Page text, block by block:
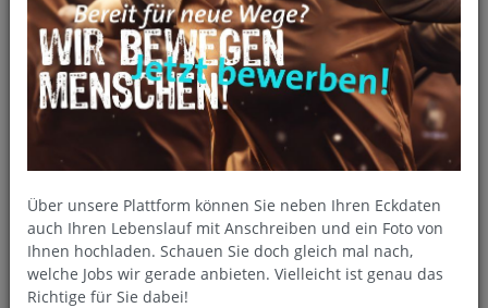
Unser Downloadbereich
Auf dieser Seite stellt Ihnen die Sportvereinigung Feuerbach
1883 e.V. verschiedene Dokumente, Arbeitshilfen, Formulare
usw. zur Verfügung. Die Liste wird fortwährend erweitert.
Aufnahmeantrag Sportschulen +
Über unsere Plattform können Sie neben Ihren Eckdaten
auch Ihren Lebenslauf mit Anschreiben und ein Foto von
Ihnen hochladen. Schauen Sie doch gleich mal nach,
welche Jobs wir gerade anbieten. Vielleicht ist genau das
Richtige für Sie dabei!